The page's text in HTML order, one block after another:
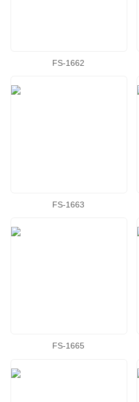
FS-1662
FS-1663
FS-1665